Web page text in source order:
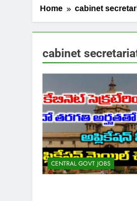
Home cabinet
cabinet
CENTRAL GOVT JOBS